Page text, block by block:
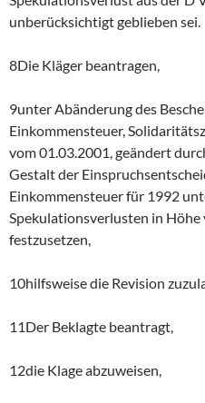
unberücksichtigt geblieben sei.
8Die Kläger beantragen,
9unter Abänderung des
Einkommensteuer,
vom 01.03.2001, geändert
Gestalt der
Einkommensteuer für 1992
Spekulationsverlusten in
festzusetzen,
10hilfsweise die Revision
11Der Beklagte beantragt,
12die Klage abzuweisen,